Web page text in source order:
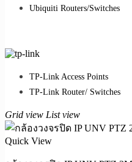
Ubiquiti Routers/Switches
TP-Link Access Points
TP-Link Router/ Switches
Grid view List view
Quick View